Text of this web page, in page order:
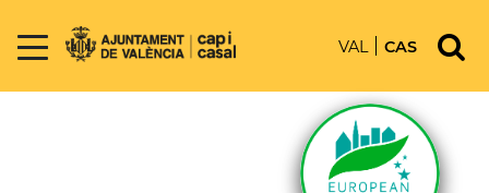
VAL CAS